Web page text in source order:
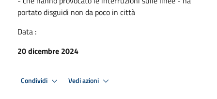
portato disguidi non da poco in città
Data :
20 dicembre 2024
Condividi Vedi azioni